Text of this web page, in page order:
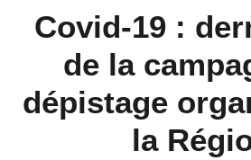
Covid-19 :
de la
dépistage
la